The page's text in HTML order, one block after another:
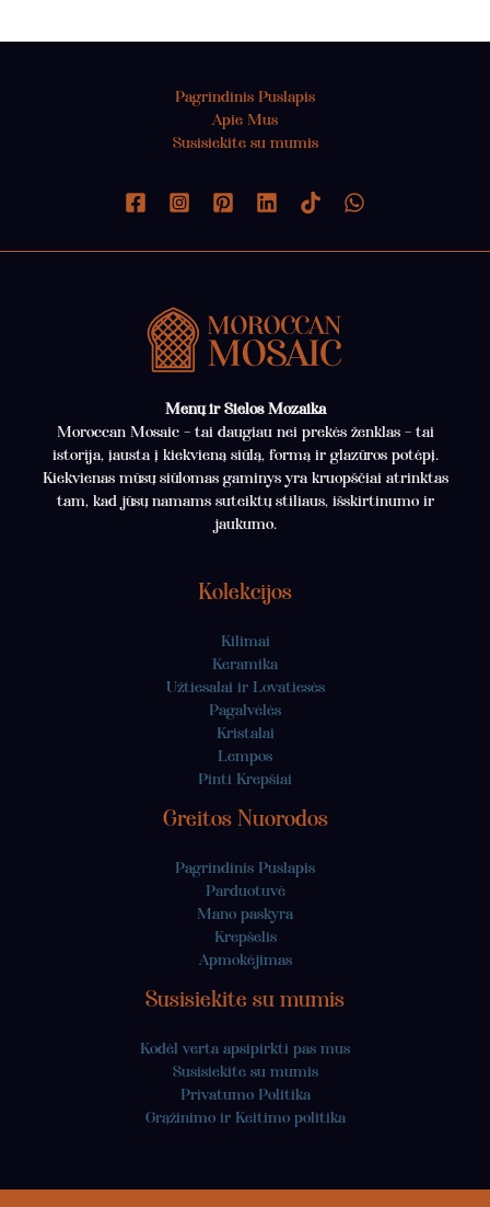
Pagrindinis Puslapis
Apie Mus
Susisiekite su mumis
Menų ir Sielos Mozaika
Moroccan Mosaic – tai daugiau nei prekės ženklas – tai
istorija, įausta į kiekvieną siūlą, formą ir glazūros potėpį.
Kiekvienas mūsų siūlomas gaminys yra kruopščiai atrinktas
tam, kad jūsų namams suteiktų stiliaus, išskirtinumo ir
jaukumo.
Kolekcijos
Kilimai
Keramika
Užtiesalai ir Lovatiesės
Pagalvėlės
Kristalai
Lempos
Pinti Krepšiai
Greitos Nuorodos
Pagrindinis Puslapis
Parduotuvė
Mano paskyra
Krepšelis
Apmokėjimas
Susisiekite su mumis
Kodėl verta apsipirkti pas mus
Susisiekite su mumis
Privatumo Politika
Grąžinimo ir Keitimo politika